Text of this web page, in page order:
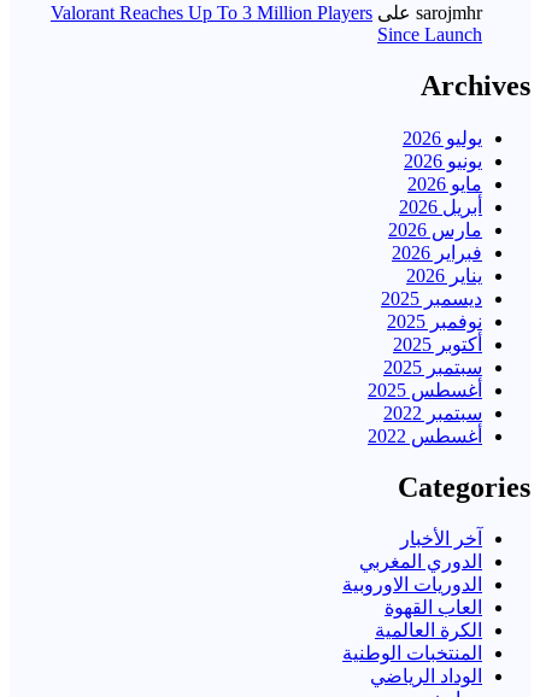
sarojmhr على Valorant Reaches Up To 3 Million Players
Since Launch
Archives
يوليو 2026
يونيو 2026
مايو 2026
أبريل 2026
مارس 2026
فبراير 2026
يناير 2026
ديسمبر 2025
نوفمبر 2025
أكتوبر 2025
سبتمبر 2025
أغسطس 2025
سبتمبر 2022
أغسطس 2022
Categories
آخر الأخبار
الدوري المغربي
الدوريات الاوروبية
العاب القهوة
الكرة العالمية
المنتخبات الوطنية
الوداد الرياضي